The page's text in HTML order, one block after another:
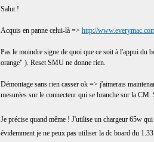
Salut !
Acquis en panne celui-là => http://
Pas le moindre signe de quoi que ce soit à l'appui du
orange" ). Reset SMU ne donne rien.
Démontage sans rien casser ok => j'aimerais
mesurées sur le connecteur qui se branche sur la
Je précise quand même ! J'utilise un chargeur 65w
évidemment je ne peux pas utiliser la dc board du